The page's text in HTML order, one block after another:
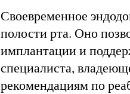
Своевременное
полости рта. Оно
имплантации и
специалиста,
рекомендациям по